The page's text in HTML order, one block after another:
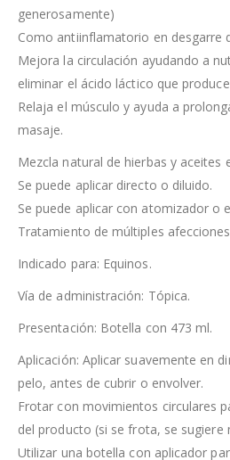
generosamente)
Como antiinflamatorio en desgarre
Mejora la circulación ayudando a
eliminar el ácido láctico que
Relaja el músculo y ayuda a
masaje.
Mezcla natural de hierbas y aceites
Se puede aplicar directo o diluido.
Se puede aplicar con atomizador o
Tratamiento de múltiples
Indicado para: Equinos.
Vía de administración: Tópica.
Presentación: Botella con 473 ml.
Aplicación: Aplicar suavemente en
pelo, antes de cubrir o envolver.
Frotar con movimientos circulares
del producto (si se frota, se sugiere
Utilizar una botella con aplicador